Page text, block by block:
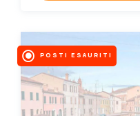
POSTI ESAURITI